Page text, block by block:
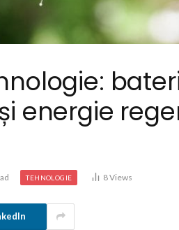
energie
TEHNOLOGIE 8Views